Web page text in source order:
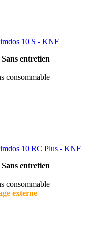
10 S - KNF
Sans entretien
consommable
10 RC Plus - KNF
Sans entretien
consommable
externe